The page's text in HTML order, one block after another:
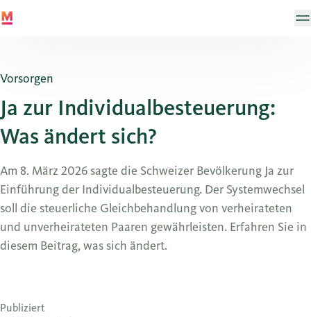
Vorsorgen
Ja zur Individualbesteuerung:
Was ändert sich?
Am 8. März 2026 sagte die Schweizer Bevölkerung Ja zur
Einführung der Individualbesteuerung. Der Systemwechsel
soll die steuerliche Gleichbehandlung von verheirateten
und unverheirateten Paaren gewährleisten. Erfahren Sie in
diesem Beitrag, was sich ändert.
Publiziert